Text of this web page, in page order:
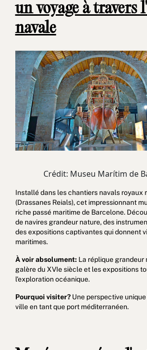
un voyage à travers
navale
Crédit: Museu Marítim de
Installé dans les chantiers navals royaux
(Drassanes Reials), cet impressionnant
riche passé maritime de Barcelone.
de navires grandeur nature, des
des expositions captivantes qui donnent
maritimes.
À voir absolument: La réplique grandeur
galère du XVIe siècle et les expositions
l'exploration océanique.
Pourquoi visiter? Une perspective
ville en tant que port méditerranéen.